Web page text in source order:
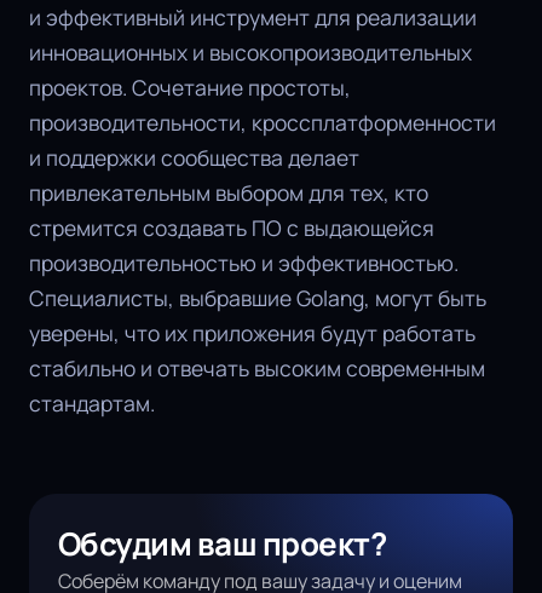
и эффективный инструмент для реализации
инновационных и высокопроизводительных
проектов. Сочетание простоты,
производительности, кроссплатформенности
и поддержки сообщества делает
привлекательным выбором для тех, кто
стремится создавать ПО с выдающейся
производительностью и эффективностью.
Специалисты, выбравшие Golang, могут быть
уверены, что их приложения будут работать
стабильно и отвечать высоким современным
стандартам.
Обсудим ваш проект?
Соберём команду под вашу задачу и оценим